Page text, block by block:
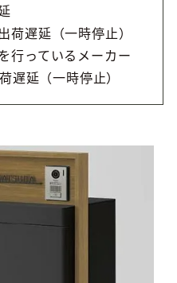
荷遅延（一時停止）
行っているメーカー
遅延（一時停止）